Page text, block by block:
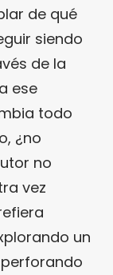
de qué
siendo
de la
ese
todo
¿no
no
vez
un